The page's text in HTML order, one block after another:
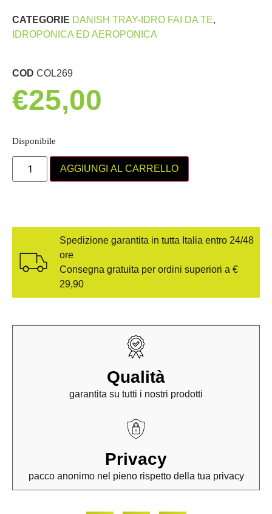
CATEGORIE DANISH TRAY-IDRO FAI DA TE,
IDROPONICA ED AEROPONICA
COD COL269
€25,00
Disponibile
AGGIUNGI AL CARRELLO
Spedizione garantita in tutta Italia entro 24/48
ore
Consegna gratuita per ordini superiori a €
29,90
Qualità
garantita su tutti i nostri prodotti
Privacy
pacco anonimo nel pieno rispetto della tua privacy